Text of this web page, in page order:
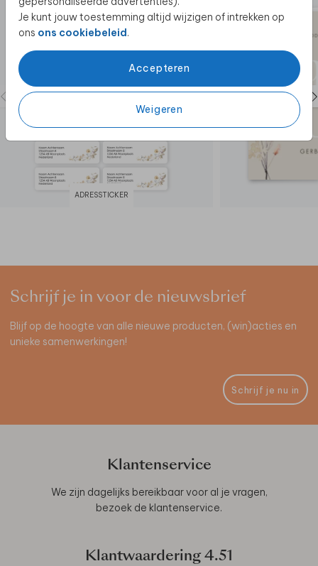
Je kunt jouw toestemming altijd wijzigen of intrekken op
ons ons cookiebeleid.
Accepteren
Weigeren
ADRESSTICKER
Schrijf je in voor de nieuwsbrief
Blijf op de hoogte van alle nieuwe producten, (win)acties en
unieke samenwerkingen!
Schrijf je nu in
Klantenservice
We zijn dagelijks bereikbaar voor al je vragen,
bezoek de klantenservice.
Klantwaardering 4.51